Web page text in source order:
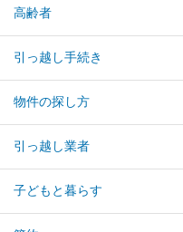
高齢者
引っ越し手続き
物件の探し方
引っ越し業者
子どもと暮らす